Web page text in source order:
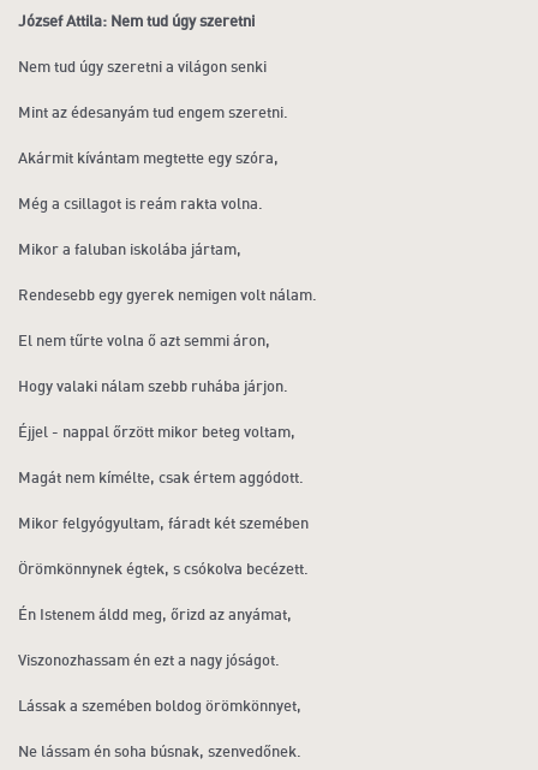
József Attila: Nem tud úgy szeretni
Nem tud úgy szeretni a világon senki
Mint az édesanyám tud engem szeretni.
Akármit kívántam megtette egy szóra,
Még a csillagot is reám rakta volna.
Mikor a faluban iskolába jártam,
Rendesebb egy gyerek nemigen volt nálam.
El nem tűrte volna ő azt semmi áron,
Hogy valaki nálam szebb ruhába járjon.
Éjjel - nappal őrzött mikor beteg voltam,
Magát nem kímélte, csak értem aggódott.
Mikor felgyógyultam, fáradt két szemében
Örömkönnynek égtek, s csókolva becézett.
Én Istenem áldd meg, őrizd az anyámat,
Viszonozhassam én ezt a nagy jóságot.
Lássak a szemében boldog örömkönnyet,
Ne lássam én soha búsnak, szenvedőnek.